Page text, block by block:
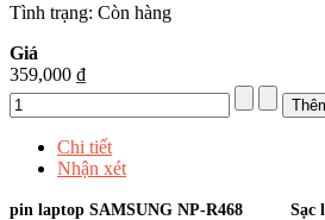
Tình trạng: Còn hàng
Giá
359,000 ₫
Chi tiết
Nhận xét
pin laptop SAMSUNG NP-R468 Sạc